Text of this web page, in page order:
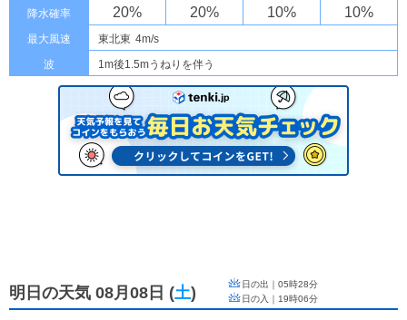
降水確率 20% 20% 10% 10%
最大風速 東北東 4m/s
波
1m後1.5mうねりを伴う
明日の天気 08月08日 (土) 日の出｜ 05時28分
日の入｜ 19時06分